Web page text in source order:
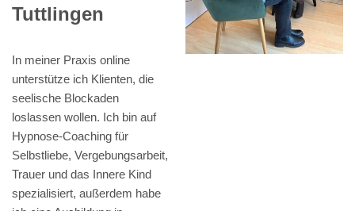
Tuttlingen
In meiner Praxis online
unterstütze ich Klienten, die
seelische Blockaden
loslassen wollen. Ich bin auf
Hypnose-Coaching für
Selbstliebe, Vergebungsarbeit,
Trauer und das Innere Kind
spezialisiert, außerdem habe